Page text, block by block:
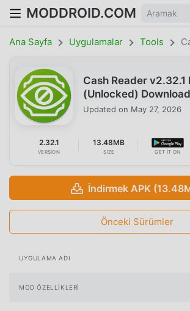
MODDROID.COM
Ana Sayfa Uygulamalar Tools
Cash Reader v2.32.1
(Unlocked) Download
Updated on May 27, 2026
2.32.1
VERSION
13.48MB
SIZE GET IT ON
İndirmek APK
Önceki Sürümler
UYGULAMA ADI
MOD ÖZELLIKLERI